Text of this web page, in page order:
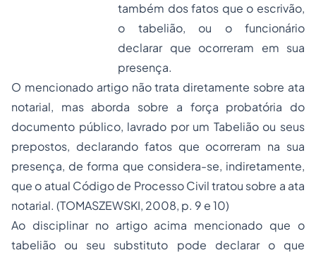
também dos fatos que o escrivão,
o tabelião, ou o funcionário
declarar que ocorreram em sua
presença.
O mencionado artigo não trata diretamente sobre ata
notarial, mas aborda sobre a força probatória do
documento público, lavrado por um Tabelião ou seus
prepostos, declarando fatos que ocorreram na sua
presença, de forma que considera-se, indiretamente,
que o atual Código de Processo Civil tratou sobre a ata
notarial. (TOMASZEWSKI, 2008, p. 9 e 10)
Ao disciplinar no artigo acima mencionado que o
tabelião ou seu substituto pode declarar o que